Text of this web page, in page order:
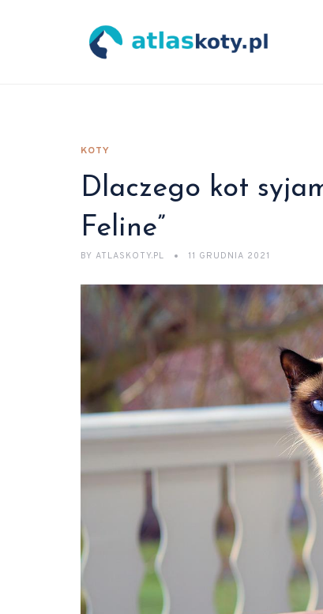
KOTY
Dlaczego kot
Feline”
BY ATLASKOTY.PL 11 GRUDNIA 2021